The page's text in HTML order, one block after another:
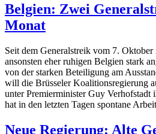
Belgien: Zwei
Monat
Seit dem Generalstreik vom 7.
ansonsten eher ruhigen Belgien stark
von der starken Beteiligung am
will die Brüsseler Koalitionsregierung
unter Premierminister Guy Verhofstadt
hat in den letzten Tagen spontane
Neue Regierung: Alte